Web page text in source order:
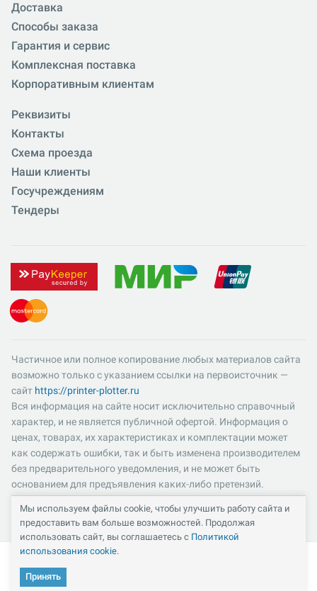
Кабинет
Доставка
Способы заказа
Гарантия и сервис
Комплексная поставка
Корпоративным клиентам
Реквизиты
Контакты
Схема проезда
Наши клиенты
Госучреждениям
Тендеры
Частичное или полное копирование любых материалов сайта
возможно только с указанием ссылки на первоисточник —
сайт https://printer-plotter.ru
Вся информация на сайте носит исключительно справочный
характер, и не является публичной офертой. Информация о
ценах, товарах, их характеристиках и комплектации может
как содержать ошибки, так и быть изменена производителем
без предварительного уведомления, и не может быть
основанием для предъявления каких-либо претензий.
Пожалуйста, уточняйте существенные для вас характеристики
и компоненты комплектации товаров. Все цены указаны в
российских рублях и включают в себя НДС 22%.
Мы используем файлы cookie, чтобы улучшить работу сайта и
предоставить вам больше возможностей. Продолжая
использовать сайт, вы соглашаетесь с Политикой
использования cookie.
Принять